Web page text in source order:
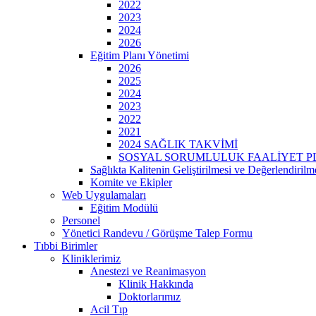
2022
2023
2024
2026
Eğitim Planı Yönetimi
2026
2025
2024
2023
2022
2021
2024 SAĞLIK TAKVİMİ
SOSYAL SORUMLULUK FAALİYET
Sağlıkta Kalitenin Geliştirilmesi ve
Komite ve Ekipler
Web Uygulamaları
Eğitim Modülü
Personel
Yönetici Randevu / Görüşme Talep Formu
Tıbbi Birimler
Kliniklerimiz
Anestezi ve Reanimasyon
Klinik Hakkında
Doktorlarımız
Acil Tıp